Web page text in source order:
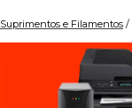
Suprimentos e Filamentos